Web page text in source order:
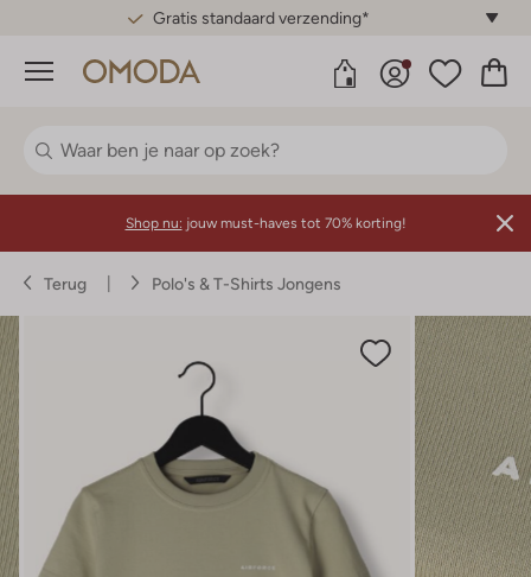
Gratis standaard verzending*
Menu
Shop nu: jouw must-haves tot 70% korting!
Terug Polo's & T-Shirts Jongens